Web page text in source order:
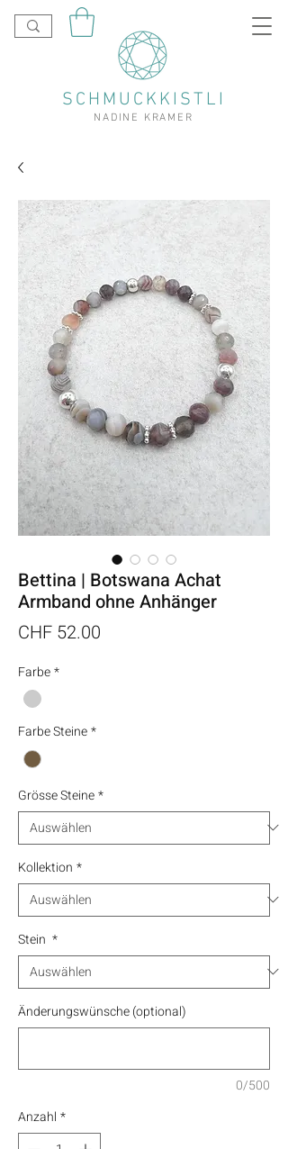
SCHMUCKKISTLI
NADINE KRAMER
Bettina | Botswana Achat
Armband ohne Anhänger
CHF 52.00
Farbe*
Farbe Steine*
Grösse Steine*
Kollektion *
Stein *
Änderungswünsche (optional)
0/500
Anzahl *